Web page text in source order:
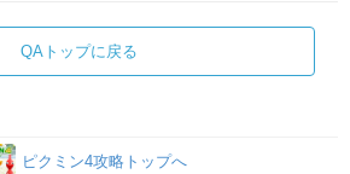
QAトップに戻る
ピクミン4攻略トップへ